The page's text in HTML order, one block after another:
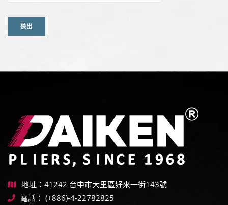
送出
地址：41242 台中市大里區好來一街143號
電話： (+886)-4-22782825